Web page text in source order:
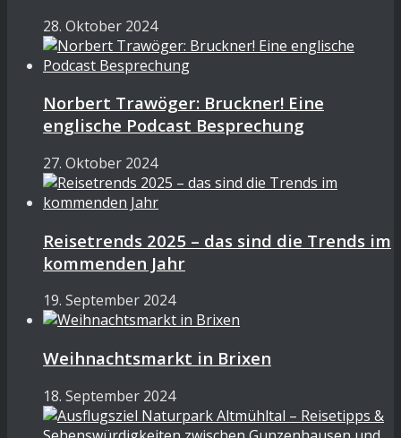
28. Oktober 2024
Norbert Trawöger: Bruckner! Eine
englische Podcast Besprechung
27. Oktober 2024
Reisetrends 2025 – das sind die Trends im
kommenden Jahr
19. September 2024
Weihnachtsmarkt in Brixen
18. September 2024